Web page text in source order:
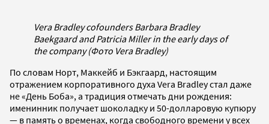
Vera Bradley cofounders Barbara Bradley
Baekgaard and Patricia Miller in the early days of
the company (Фото Vera Bradley)
По словам Норт, Маккейб и Бэкгаард, настоящим
отражением корпоративного духа Vera Bradley стал даже
не «День Боба», а традиция отмечать дни рождения:
именинник получает шоколадку и 50-долларовую купюру
— в память о временах, когда свободного времени у всех